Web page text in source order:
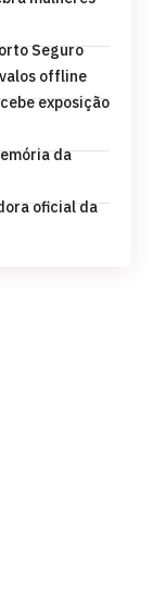
Seguro
offline
exposição
da
oficial da